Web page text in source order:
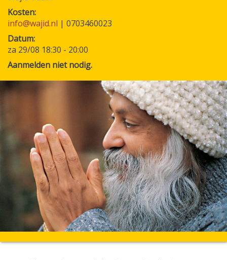
Kosten
info@wajid.nl | 0703460023
Datum
za 29/08 18:30 - 20:00
Aanmelden niet nodig.